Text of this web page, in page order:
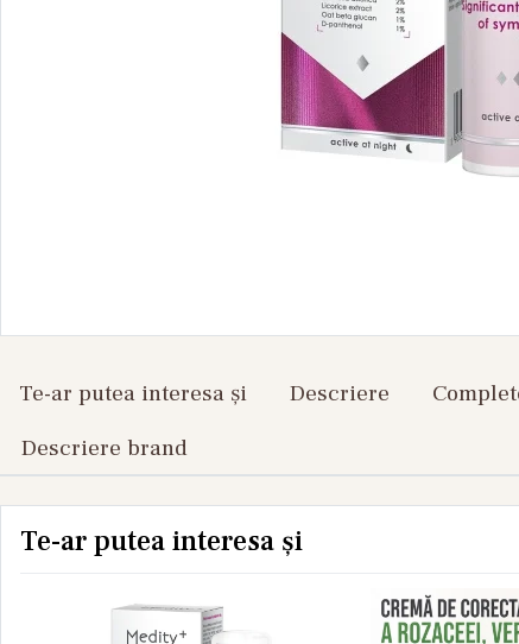
Te-ar putea interesa și Descriere
Descriere brand
Te-ar putea interesa și